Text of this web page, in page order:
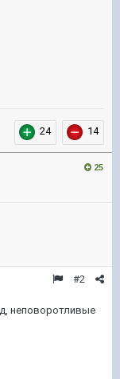
24 14
25
#2
неповоротливые